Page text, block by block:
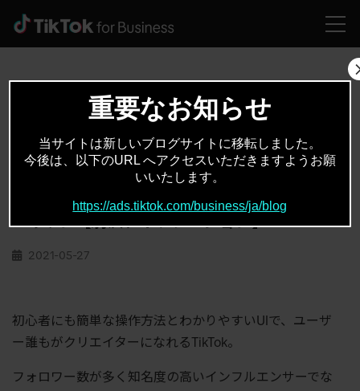
クリエイター
クリエイター
細部にもこだわり、ゲームの世界をリアルに
再現したコンテンツが人気のクリエイター：
ハヤケン【駒沢アイソレーション】
2021-05-27
初心者にも簡単な操作方法とわかりやすいUI で、ユーザ
ー誰もがクリエイターになれる
TikTok。
フォロワー数が多く知名度の高いインフルエンサーでな
重要なお知らせ
当サイトは新しいブログサイトに移転しました。
今後は、以下のURL へアクセスいただきますようお願
いいたします。
https://ads.tiktok.com/business/ja/blog